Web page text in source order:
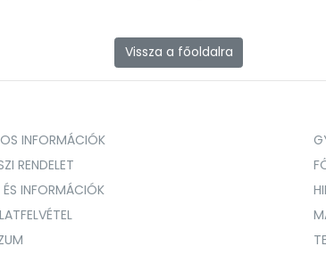
Vissza a főoldalra
INFORMÁCIÓK
RENDELET
INFORMÁCIÓK